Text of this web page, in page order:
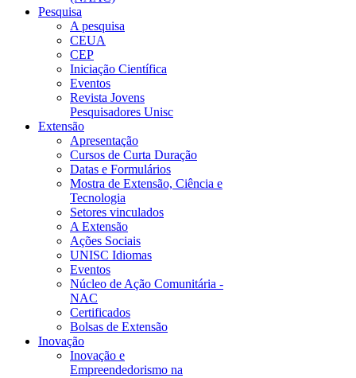
Pesquisa
A pesquisa
CEUA
CEP
Iniciação Científica
Eventos
Revista Jovens
Pesquisadores Unisc
Extensão
Apresentação
Cursos de Curta Duração
Datas e Formulários
Mostra de Extensão, Ciência e
Tecnologia
Setores vinculados
A Extensão
Ações Sociais
UNISC Idiomas
Eventos
Núcleo de Ação Comunitária -
NAC
Certificados
Bolsas de Extensão
Inovação
Inovação e
Empreendedorismo na